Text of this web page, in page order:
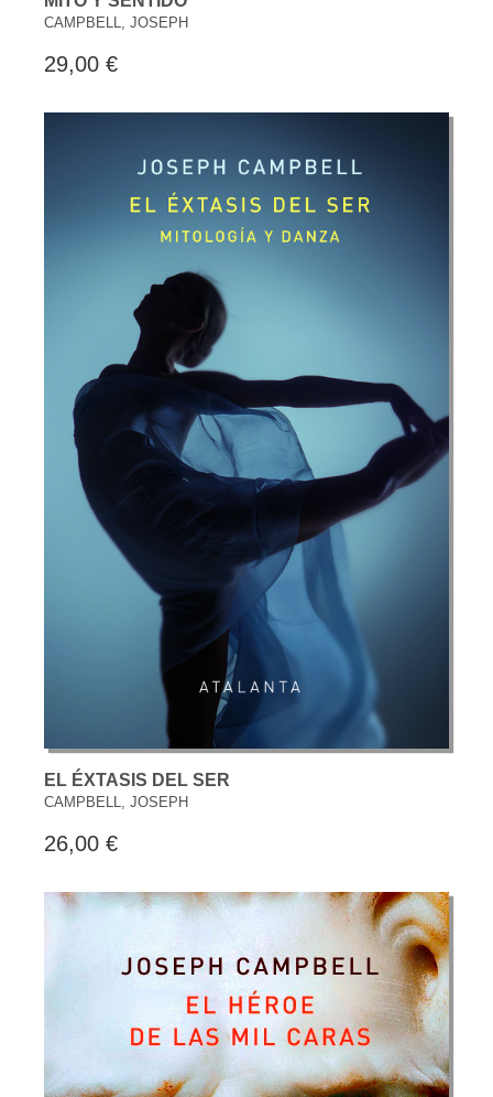
CAMPBELL, JOSEPH
29,00 €
EL ÉXTASIS DEL SER
CAMPBELL, JOSEPH
26,00 €